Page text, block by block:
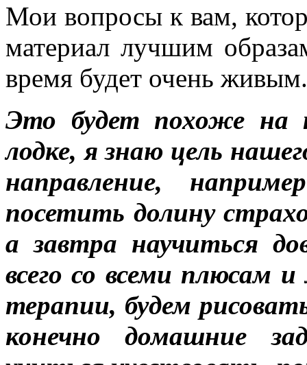
Мои вопросы к вам,
материал лучшим
время будет очень живым.
Это будет похоже на
лодке, я знаю цель
направление,
посетить долину
а завтра научиться
всего со всеми плюсам
терапии, будем
конечно домашние